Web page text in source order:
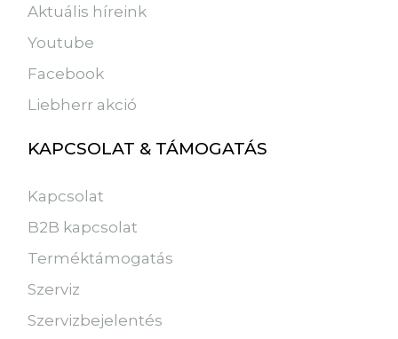
Aktuális híreink
Youtube
Facebook
Liebherr akció
KAPCSOLAT & TÁMOGATÁS
Kapcsolat
B2B kapcsolat
Terméktámogatás
Szerviz
Szervizbejelentés